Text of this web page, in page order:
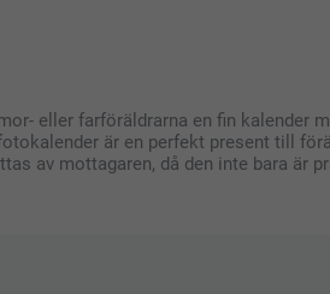
eller farföräldrarna en fin kalender
är en perfekt present till
av mottagaren, då den inte bara är